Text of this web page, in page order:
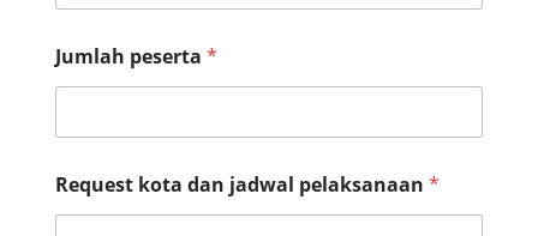
e
q
u
s
Jumlah peserta *
Request kota dan jadwal pelaksanaan *